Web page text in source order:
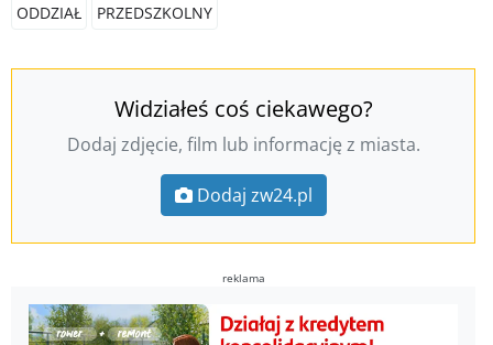
ODDZIAŁ
PRZEDSZKOLNY
Widziałeś coś ciekawego?
Dodaj zdjęcie, film lub informację z miasta.
Dodaj zw24.pl
reklama